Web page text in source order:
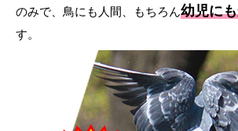
のみで、鳥にも人間、もちろん幼児に
す。